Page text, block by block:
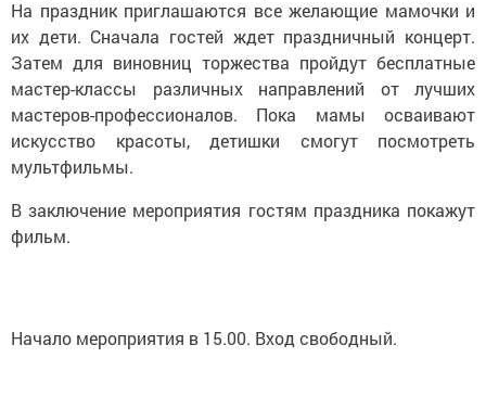
На праздник приглашаются все желающие мамочки и
их дети. Сначала гостей ждет праздничный концерт.
Затем для виновниц торжества пройдут бесплатные
мастер-классы различных направлений от лучших
мастеров-профессионалов. Пока мамы осваивают
искусство красоты, детишки смогут посмотреть
мультфильмы.
В заключение мероприятия гостям праздника покажут
фильм.
Начало мероприятия в 15.00. Вход свободный.